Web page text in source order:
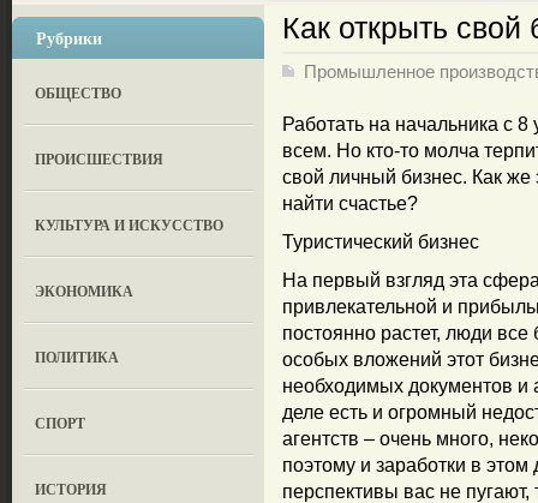
Рубрики
ОБЩЕСТВО
ПРОИСШЕСТВИЯ
КУЛЬТУРА И ИСКУССТВО
ЭКОНОМИКА
ПОЛИТИКА
СПОРТ
ИСТОРИЯ
Как открыть свой
Промышленное
Работать на начальника с
всем. Но кто-то молча
свой личный бизнес. Как же
найти счастье?
Туристический бизнес
На первый взгляд эта
привлекательной и
постоянно растет, люди
особых вложений этот
необходимых документов и
деле есть и огромный
агентств – очень много,
поэтому и заработки в
перспективы вас не